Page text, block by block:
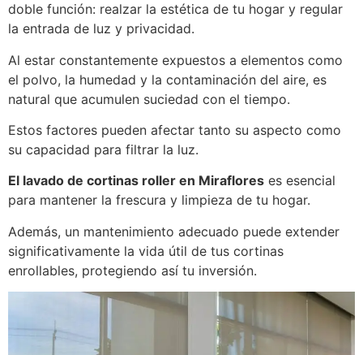
doble función: realzar la estética de tu hogar y regular
la entrada de luz y privacidad.
Al estar constantemente expuestos a elementos como
el polvo, la humedad y la contaminación del aire, es
natural que acumulen suciedad con el tiempo.
Estos factores pueden afectar tanto su aspecto como
su capacidad para filtrar la luz.
El lavado de cortinas roller en Miraflores es esencial
para mantener la frescura y limpieza de tu hogar.
Además, un mantenimiento adecuado puede extender
significativamente la vida útil de tus cortinas
enrollables, protegiendo así tu inversión.